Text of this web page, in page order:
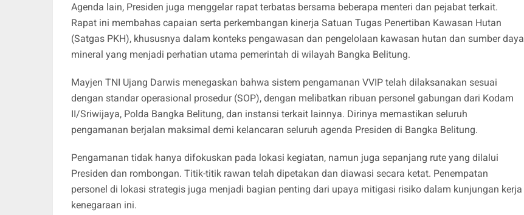
Agenda lain, Presiden juga menggelar rapat terbatas bersama beberapa menteri dan pejabat terkait.
Rapat ini membahas capaian serta perkembangan kinerja Satuan Tugas Penertiban Kawasan Hutan
(Satgas PKH), khususnya dalam konteks pengawasan dan pengelolaan kawasan hutan dan sumber daya
mineral yang menjadi perhatian utama pemerintah di wilayah Bangka Belitung.
Mayjen TNI Ujang Darwis menegaskan bahwa sistem pengamanan VVIP telah dilaksanakan sesuai
dengan standar operasional prosedur (SOP), dengan melibatkan ribuan personel gabungan dari Kodam
II/Sriwijaya, Polda Bangka Belitung, dan instansi terkait lainnya. Dirinya memastikan seluruh
pengamanan berjalan maksimal demi kelancaran seluruh agenda Presiden di Bangka Belitung.
Pengamanan tidak hanya difokuskan pada lokasi kegiatan, namun juga sepanjang rute yang dilalui
Presiden dan rombongan. Titik-titik rawan telah dipetakan dan diawasi secara ketat. Penempatan
personel di lokasi strategis juga menjadi bagian penting dari upaya mitigasi risiko dalam kunjungan kerja
kenegaraan ini.